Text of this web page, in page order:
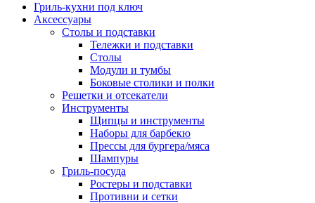
Гриль-кухни под ключ
Аксессуары
Столы и подставки
Тележки и подставки
Столы
Модули и тумбы
Боковые столики и полки
Решетки и отсекатели
Инструменты
Щипцы и инструменты
Наборы для барбекю
Прессы для бургера/мяса
Шампуры
Гриль-посуда
Ростеры и подставки
Противни и сетки